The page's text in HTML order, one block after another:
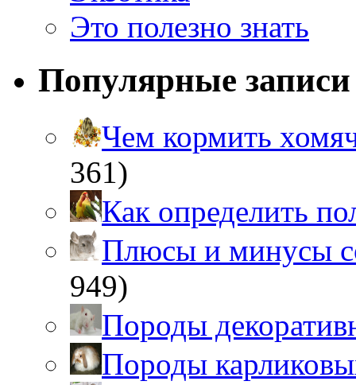
Это полезно знать
Популярные записи
Чем кормить
361)
Как определить
Плюсы и минусы
949)
Породы
Породы